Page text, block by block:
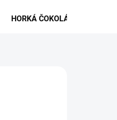
HORKÁ ČOKOLÁDA